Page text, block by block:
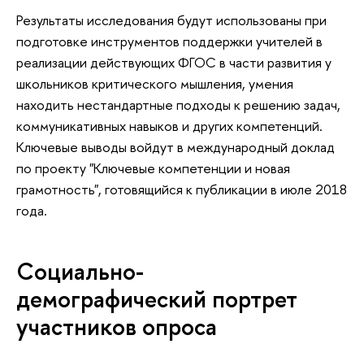
Результаты исследования будут использованы при
подготовке инструментов поддержки учителей в
реализации действующих ФГОС в части развития у
школьников критического мышления, умения
находить нестандартные подходы к решению задач,
коммуникативных навыков и других компетенций.
Ключевые выводы войдут в международный доклад
по проекту "Ключевые компетенции и новая
грамотность", готовящийся к публикации в июле 2018
года.
Социально-
демографический портрет
участников опроса